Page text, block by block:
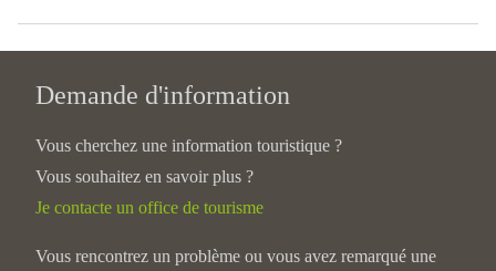
Demande d'information
Vous cherchez une information touristique ?
Vous souhaitez en savoir plus ?
Je contacte un office de tourisme
Vous rencontrez un problème ou vous avez remarqué une